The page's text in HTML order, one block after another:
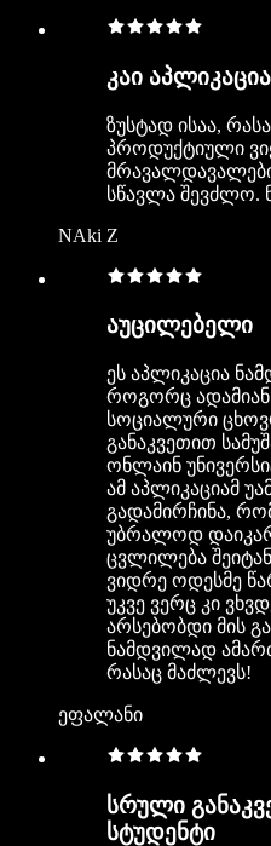
კაი
ზუსტად ისაა,
პროდუქტიული
სწავლა შევძლო.
NAki Z
აუცილებელი
ეს აპლიკაცია
როგორც
სოციალური
განაკვეთით
ონლაინ
ამ აპლიკაციამ
გადამირჩინა,
უბრალოდ
ცვლილება
ვიდრე ოდესმე
უკვე ვერც კი
არსებობდი მის
ნამდვილად
რასაც მაძლევს!
ეფალანი
სრული
სტუდენტი